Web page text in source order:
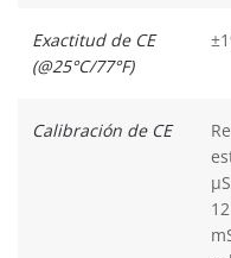
Exactitud de CE
(@25°C/77°F)
Calibración de CE